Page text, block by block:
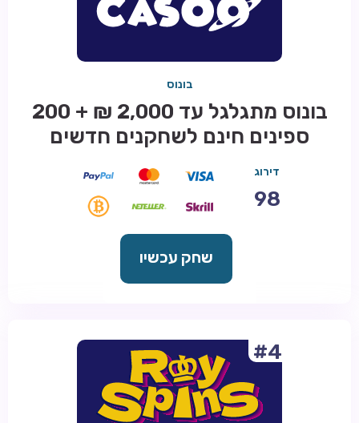
בונוס
בונוס מתגלגל עד 2,000 ₪ + 200
ספינים חינם לשחקנים חדשים
דירוג
98
שחק עכשיו
#4